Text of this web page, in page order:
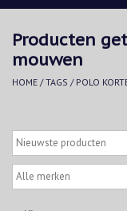
Accessoires
Cadeaubon
Producten
mouwen
HOME /TAGS / POLO